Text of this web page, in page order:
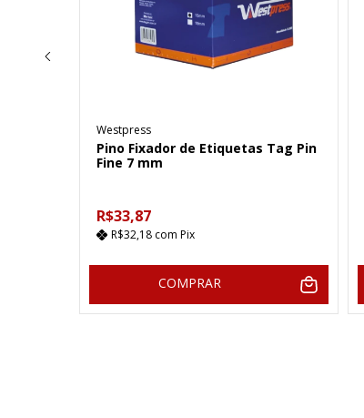
Westpress
Pino Fixador de Etiquetas Tag Pin
Fine 7 mm
R$33,87
R$32,18 com Pix
COMPRAR